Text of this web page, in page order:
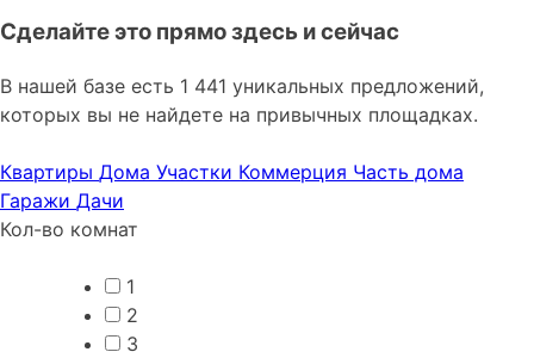
Сделайте это прямо здесь и сейчас
В нашей базе есть 1 441 уникальных предложений,
которых вы не найдете на привычных площадках.
Квартиры Дома Участки Коммерция Часть дома
Гаражи Дачи
Кол-во комнат
1
2
3